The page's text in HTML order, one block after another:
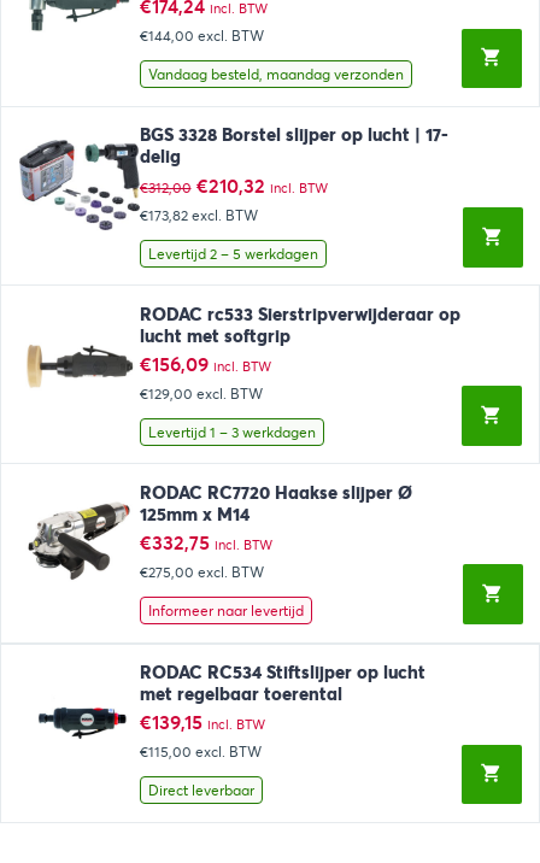
€174,24 incl. BTW
€144,00 excl. BTW
Vandaag besteld, maandag verzonden
BGS 3328 Borstel slijper op lucht | 17-
delig
€312,00 Oorspronkelijke
prijs
was:
€312,00.
€210,32Huidige
€210,32.
incl. BTW
€173,82 excl. BTW
Levertijd 2 – 5 werkdagen
RODAC rc533 Sierstripverwijderaar op
lucht met softgrip
€156,09 incl. BTW
€129,00 excl. BTW
Levertijd 1 – 3 werkdagen
RODAC RC7720 Haakse slijper Ø
125mm x M14
€332,75 incl. BTW
€275,00 excl. BTW
Informeer naar levertijd
RODAC RC534 Stiftslijper op lucht
met regelbaar toerental
€139,15 incl. BTW
€115,00 excl. BTW
Direct leverbaar